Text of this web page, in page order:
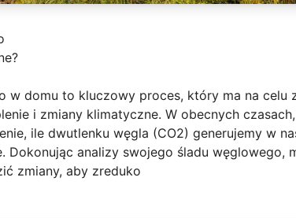
w domu to kluczowy proces, który ma na celu
i zmiany klimatyczne. W obecnych
ile dwutlenku węgla (CO2) generujemy w
Dokonując analizy swojego śladu
zmiany, aby zreduko